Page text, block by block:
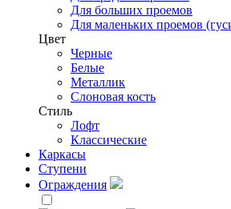
Для больших проемов
Для маленьких проемов
Цвет
Черные
Белые
Металлик
Слоновая кость
Стиль
Лофт
Классические
Каркасы
Ступени
Ограждения